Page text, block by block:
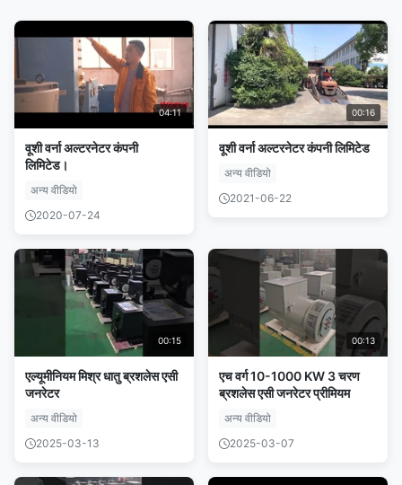
04:11
वूशी वर्ना अल्टरनेटर कंपनी
लिमिटेड।
अन्य वीडियो
2020-07-24
00:16
वूशी वर्ना अल्टरनेटर कंपनी लिमिटेड
अन्य वीडियो
2021-06-22
00:15
एल्यूमीनियम मिश्र धातु ब्रशलेस एसी
जनरेटर
अन्य वीडियो
2025-03-13
00:13
एच वर्ग 10-1000 KW 3 चरण
ब्रशलेस एसी जनरेटर प्रीमियम
अन्य वीडियो
2025-03-07